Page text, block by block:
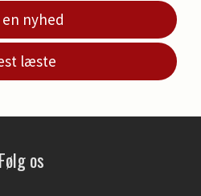
nyhed
læste
Følg os